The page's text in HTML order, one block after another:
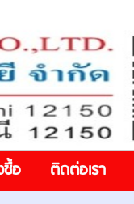
อ ติดต่อเรา